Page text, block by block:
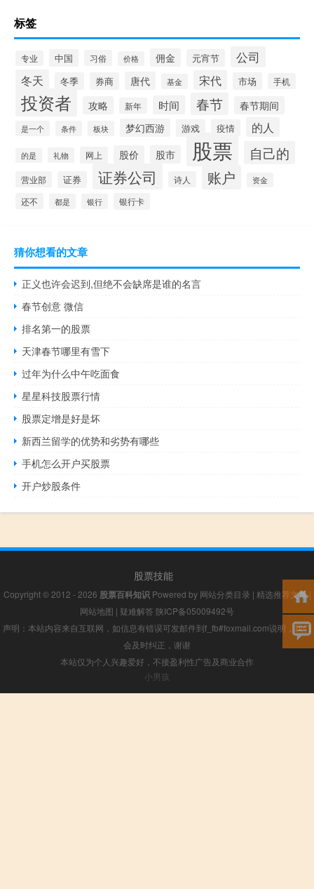
标签
专业 中国 习俗 价格 佣金 元宵节
公司
冬天
冬季 券商 唐代 基金 宋代 市场 手机
投资者 攻略 新年 时间 春节 春节期间
是一个 条件 板块 梦幻西游 游戏 疫情 的人
的是 礼物 网上 股价 股市 股票 自己的
营业部 证券 证券公司 诗人 账户 资金
还不 都是 银行 银行卡
猜你想看的文章
正义也许会迟到,但绝不会缺席是谁的名言
春节创意 微信
排名第一的股票
天津春节哪里有雪下
过年为什么中午吃面食
星星科技股票行情
股票定增是好是坏
新西兰留学的优势和劣势有哪些
手机怎么开户买股票
开户炒股条件
股票技能
Copyright © 2012 - 2026 股票百科知识 Powered by 网站分类目录 | 精选推荐文章|
网站地图 | 疑难解答 陕ICP备05009492号
声明：本站内容来自互联网，如信息有错误可发邮件到f_fb#foxmail.com说明，我们
会及时纠正，谢谢
本站仅为个人兴趣爱好，不接盈利性广告及商业合作
小男孩